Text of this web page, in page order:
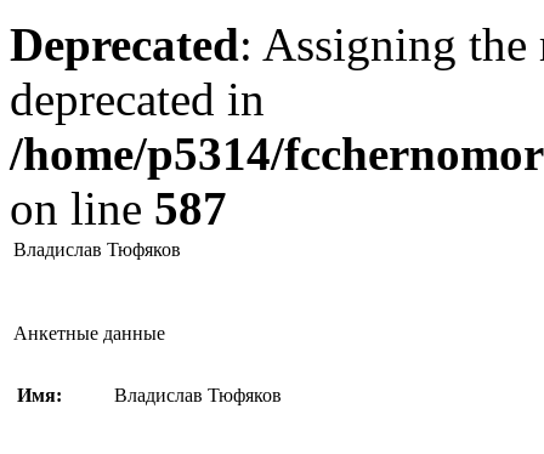
Deprecated: Assigning the
deprecated in
/home/p5314/
on line 587
Владислав Тюфяков
Анкетные данные
Имя: Владислав Тюфяков